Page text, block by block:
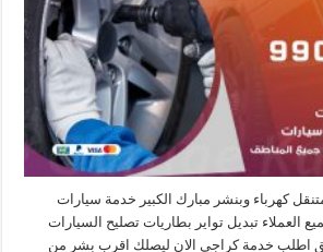
كهرباء وبنشر مبارك الكبير خدمة سيارات
العملاء تبديل تواير بطاريات تصليح السيارات
اطلب خدمة كراجي الان ليصلك اقرب بشر من